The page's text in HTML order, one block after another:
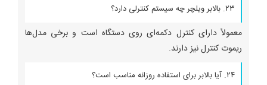
۲۳. بالابر ویلچر چه سیستم کنترلی دارد؟
معمولاً دارای کنترل دکمه‌ای روی دستگاه است و برخی مدل‌ها
ریموت کنترل نیز دارند.
۲۴. آیا بالابر برای استفاده روزانه مناسب است؟